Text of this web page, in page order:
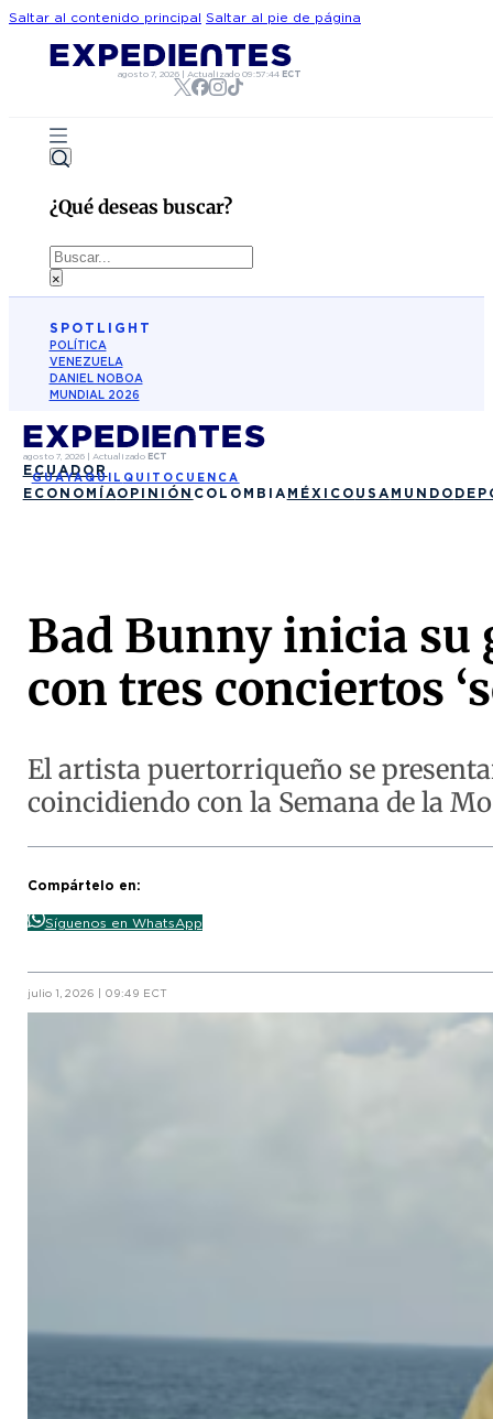
Saltar al contenido principal Saltar al pie de página
agosto 7, 2026| Actualizado 09:57:44 ECT
¿Qué deseas buscar?
Buscar
×
SPOTLIGHT
POLÍTICA
VENEZUELA
DANIEL NOBOA
MUNDIAL 2026
agosto 7, 2026| Actualizado ECT
ECUADOR
GUAYAQUIL QUITO CUENCA
ECONOMÍAOPINIÓN COLOMBIA MÉXICO USA MUNDO
Bad Bunny inicia su
con tres conciertos
El artista puertorriqueño se
coincidiendo con la Semana de la
Compártelo en:
Síguenos en WhatsApp
julio 1, 2026 | 09:49 ECT